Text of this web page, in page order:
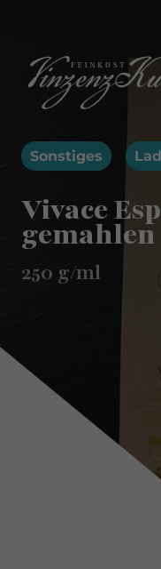
Sonstiges
Vivace
gemahlen
250 g/ml